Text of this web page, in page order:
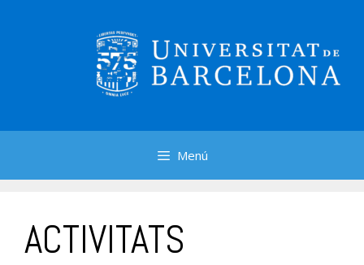
Menú
ACTIVITATS